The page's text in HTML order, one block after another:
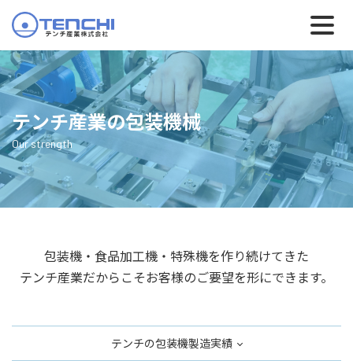
テンチ産業の包装機械
Our strength
包装機・食品加工機・特殊機を作り続けてきた
テンチ産業だからこそお客様のご要望を形にできます。
テンチの包装機製造実績